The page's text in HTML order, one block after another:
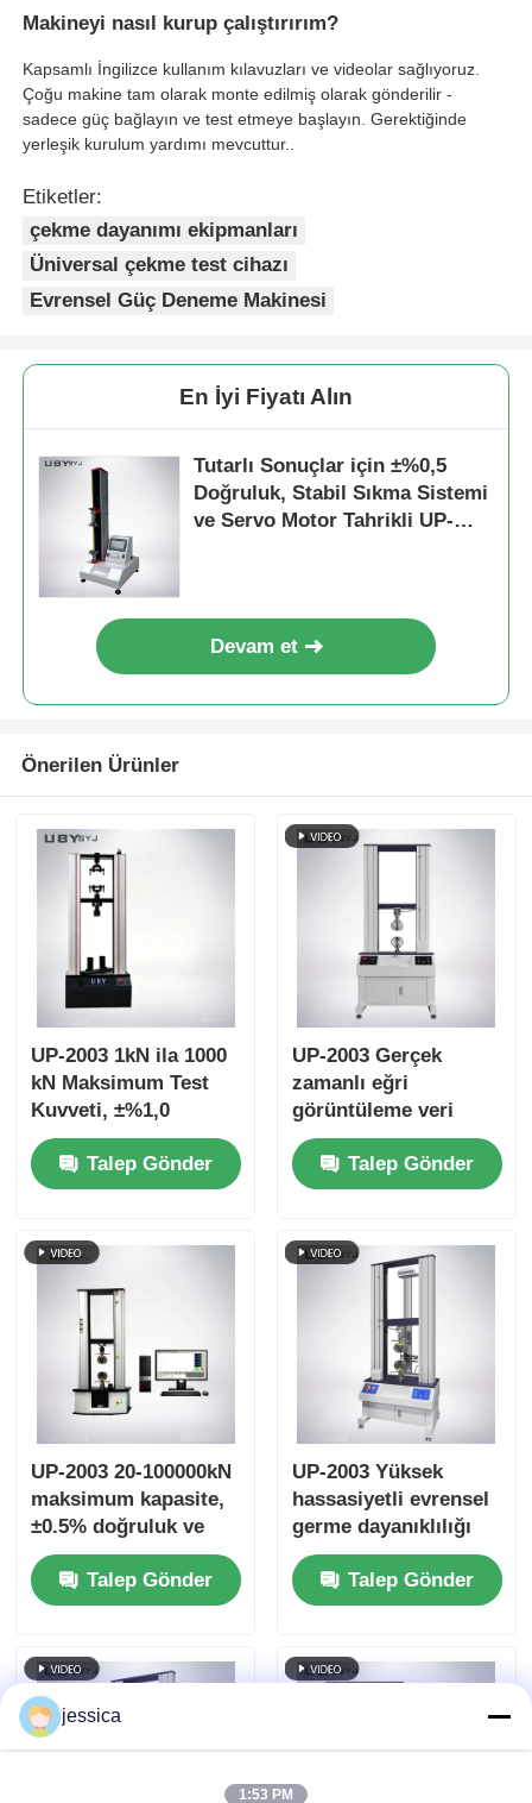
Makineyi nasıl kurup çalıştırırım?
Kapsamlı İngilizce kullanım kılavuzları ve videolar sağlıyoruz.
Çoğu makine tam olarak monte edilmiş olarak gönderilir -
sadece güç bağlayın ve test etmeye başlayın. Gerektiğinde
yerleşik kurulum yardımı mevcuttur..
Etiketler:
çekme dayanımı ekipmanları
Üniversal çekme test cihazı
Evrensel Güç Deneme Makinesi
En İyi Fiyatı Alın
Tutarlı Sonuçlar için ±%0,5
Doğruluk, Stabil Sıkma Sistemi
ve Servo Motor Tahrikli UP-
Devam et
Önerilen Ürünler
UP-2003 1kN ila 1000
kN Maksimum Test
Kuvveti, ±%1,0
Doğruluk ve 800mm
Etkin Çekme Stroku
ile Bükülme Dayanımı
Talep Gönder
UP-2003 Gerçek
zamanlı eğri
görüntüleme veri
depolama fonksiyonu
ve ± 0,5% doğruluk ile
germe dayanıklılığı
Talep Gönder
UP-2003 20-100000kN
maksimum kapasite,
±0.5% doğruluk ve
germe sıkıştırma
bükme testleri için
AC servo motoru ile
makinesi
Talep Gönder
UP-2003 Yüksek
hassasiyetli evrensel
germe dayanıklılığı
test makinesi
Talep Gönder
jessica
1:53 PM